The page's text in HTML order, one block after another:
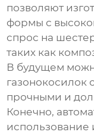
позволяют
формы с
спрос на
таких как
В будущем
газонокосилок
прочными и
Конечно,
использование